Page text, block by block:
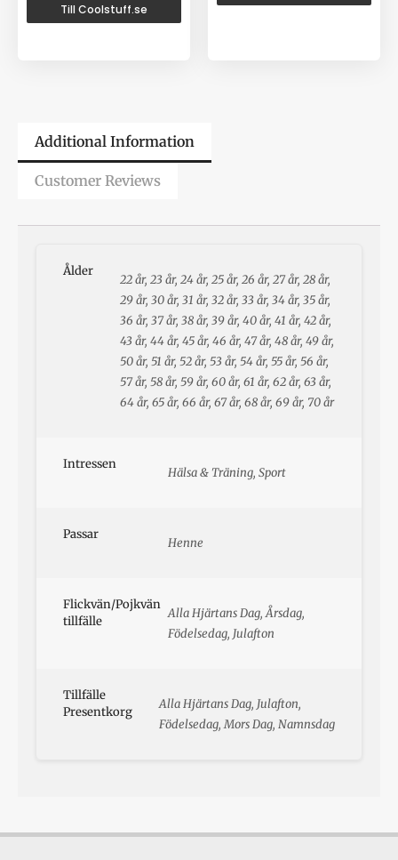
Till Coolstuff.se
Additional Information
Customer Reviews
Ålder
22 år, 23 år, 24 år, 25 år, 26 år, 27 år, 28 år,
29 år, 30 år, 31 år, 32 år, 33 år, 34 år, 35 år,
36 år, 37 år, 38 år, 39 år, 40 år, 41 år, 42 år,
43 år, 44 år, 45 år, 46 år, 47 år, 48 år, 49 år,
50 år, 51 år, 52 år, 53 år, 54 år, 55 år, 56 år,
57 år, 58 år, 59 år, 60 år, 61 år, 62 år, 63 år,
64 år, 65 år, 66 år, 67 år, 68 år, 69 år, 70 år
Intressen
Hälsa & Träning, Sport
Passar
Henne
Flickvän/Pojkvän
tillfälle
Alla Hjärtans Dag, Årsdag,
Födelsedag, Julafton
Tillfälle
Presentkorg
Alla Hjärtans Dag, Julafton,
Födelsedag, Mors Dag, Namnsdag